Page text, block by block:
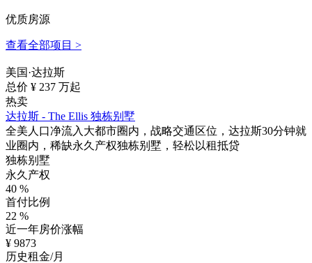
优质房源
查看全部项目 >
美国·达拉斯
总价 ¥ 237 万起
热卖
达拉斯 - The Ellis 独栋别墅
全美人口净流入大都市圈内，战略交通区位，达拉斯30分钟就
业圈内，稀缺永久产权独栋别墅，轻松以租抵贷
独栋别墅
永久产权
40 %
首付比例
22 %
近一年房价涨幅
¥ 9873
历史租金/月